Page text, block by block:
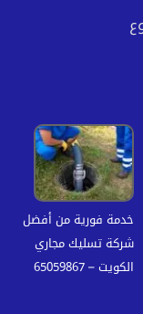
خدمة فورية من أفضل
شركة تسليك مجاري
الكويت – 65059867